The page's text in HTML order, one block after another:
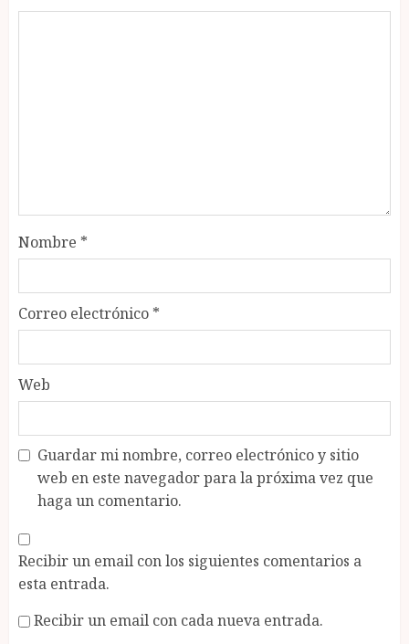
Nombre *
Correo electrónico *
Web
Guardar mi nombre, correo electrónico y sitio
web en este navegador para la próxima vez que
haga un comentario.
Recibir un email con los siguientes comentarios a
esta entrada.
Recibir un email con cada nueva entrada.